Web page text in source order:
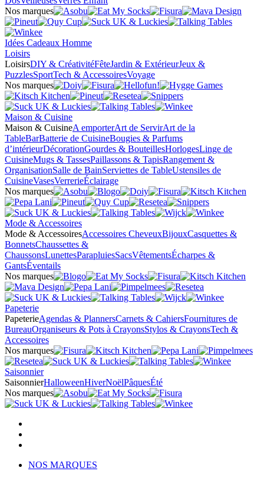
Nos marques
Idées Cadeaux Homme
Loisirs
LoisirsDIY & CréativitéFêteJardin & ExtérieurJeux &
PuzzlesSportTech & AccessoiresVoyage
Nos marques
Maison & Cuisine
Maison & CuisineA emporterArt de ServirArt de la
TableBarBatterie de CuisineBougies & Parfums
d’intérieurDécorationGourdes & BouteillesHorlogesLinge de
CuisineMugs & TassesPaillassons & TapisRangement &
OrganisationSalle de BainServiettes de TableUstensiles de
CuisineVasesVerrerieÉclairage
Nos marques
Mode & Accessoires
Mode & AccessoiresAccessoires CheveuxBijouxCasquettes &
BonnetsChaussettes &
ChaussonsLunettesParapluiesSacsVêtementsÉcharpes &
GantsÉventails
Nos marques
Papeterie
PapeterieAgendas & PlannersCarnets & CahiersFournitures de
BureauOrganiseurs & Pots à CrayonsStylos & CrayonsTech &
Accessoires
Nos marques
Saisonnier
SaisonnierHalloweenHiverNoëlPâquesÉté
Nos marques
NOS MARQUES